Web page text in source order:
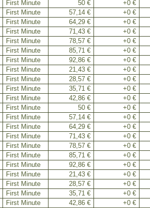
First Minute 50 €
+0 €
First Minute 57,14 €
+0 €
First Minute 64,29 €
+0 €
First Minute 71,43 €
+0 €
First Minute 78,57 €
+0 €
First Minute 85,71 €
+0 €
First Minute 92,86 €
+0 €
First Minute 21,43 €
+0 €
First Minute 28,57 €
+0 €
First Minute 35,71 €
+0 €
First Minute 42,86 €
+0 €
First Minute 50 €
+0 €
First Minute 57,14 €
+0 €
First Minute 64,29 €
+0 €
First Minute 71,43 €
+0 €
First Minute 78,57 €
+0 €
First Minute 85,71 €
+0 €
First Minute 92,86 €
+0 €
First Minute 21,43 €
+0 €
First Minute 28,57 €
+0 €
First Minute 35,71 €
+0 €
First Minute 42,86 €
+0 €